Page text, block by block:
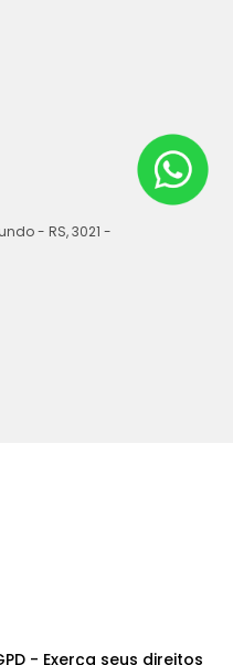
- RS, 3021 -
- Exerça seus direitos